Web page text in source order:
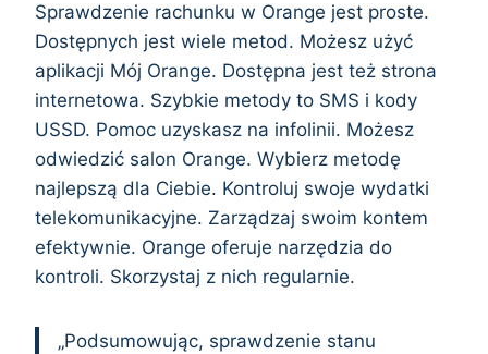
Sprawdzenie rachunku w Orange jest proste.
Dostępnych jest wiele metod. Możesz użyć
aplikacji Mój Orange. Dostępna jest też strona
internetowa. Szybkie metody to SMS i kody
USSD. Pomoc uzyskasz na infolinii. Możesz
odwiedzić salon Orange. Wybierz metodę
najlepszą dla Ciebie. Kontroluj swoje wydatki
telekomunikacyjne. Zarządzaj swoim kontem
efektywnie. Orange oferuje narzędzia do
kontroli. Skorzystaj z nich regularnie.
„Podsumowując, sprawdzenie stanu